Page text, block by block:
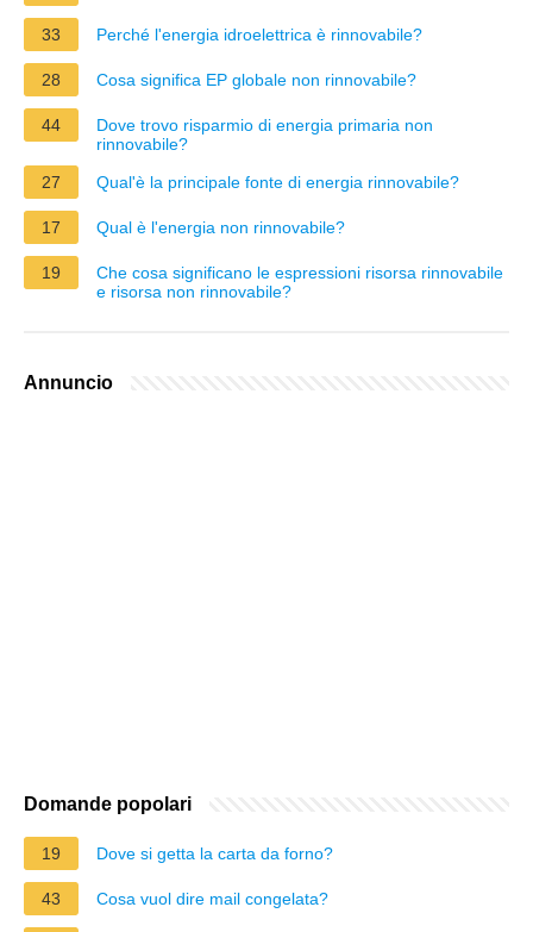
33 Perché l'energia idroelettrica è rinnovabile?
28 Cosa significa EP globale non rinnovabile?
44
Dove trovo risparmio di energia primaria non
rinnovabile?
27
Qual'è la principale fonte di energia rinnovabile?
17 Qual è l'energia non rinnovabile?
19
Che cosa significano le espressioni risorsa rinnovabile
e risorsa non rinnovabile?
Annuncio
Domande popolari
19 Dove si getta la carta da forno?
43 Cosa vuol dire mail congelata?